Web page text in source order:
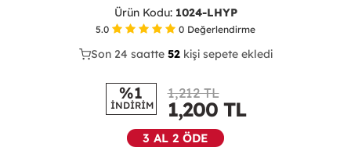
Ürün Kodu: 1024-LHYP
5.0 0 Değerlendirme
30
Son 24 saatte 52 kişi sepete ekledi
12
%1
İNDİRİM
1,212 TL
1,200TL
3 AL 2 ÖDE